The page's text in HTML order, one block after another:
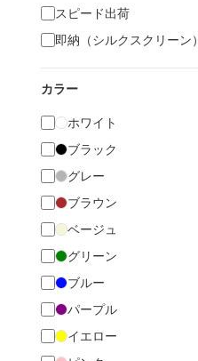
スピード出荷
即納（シルクスクリーン）
カラー
ホワイト
ブラック
グレー
ブラウン
ベージュ
グリーン
ブルー
パープル
イエロー